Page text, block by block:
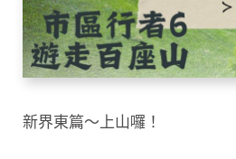
新界東篇～上山囉！